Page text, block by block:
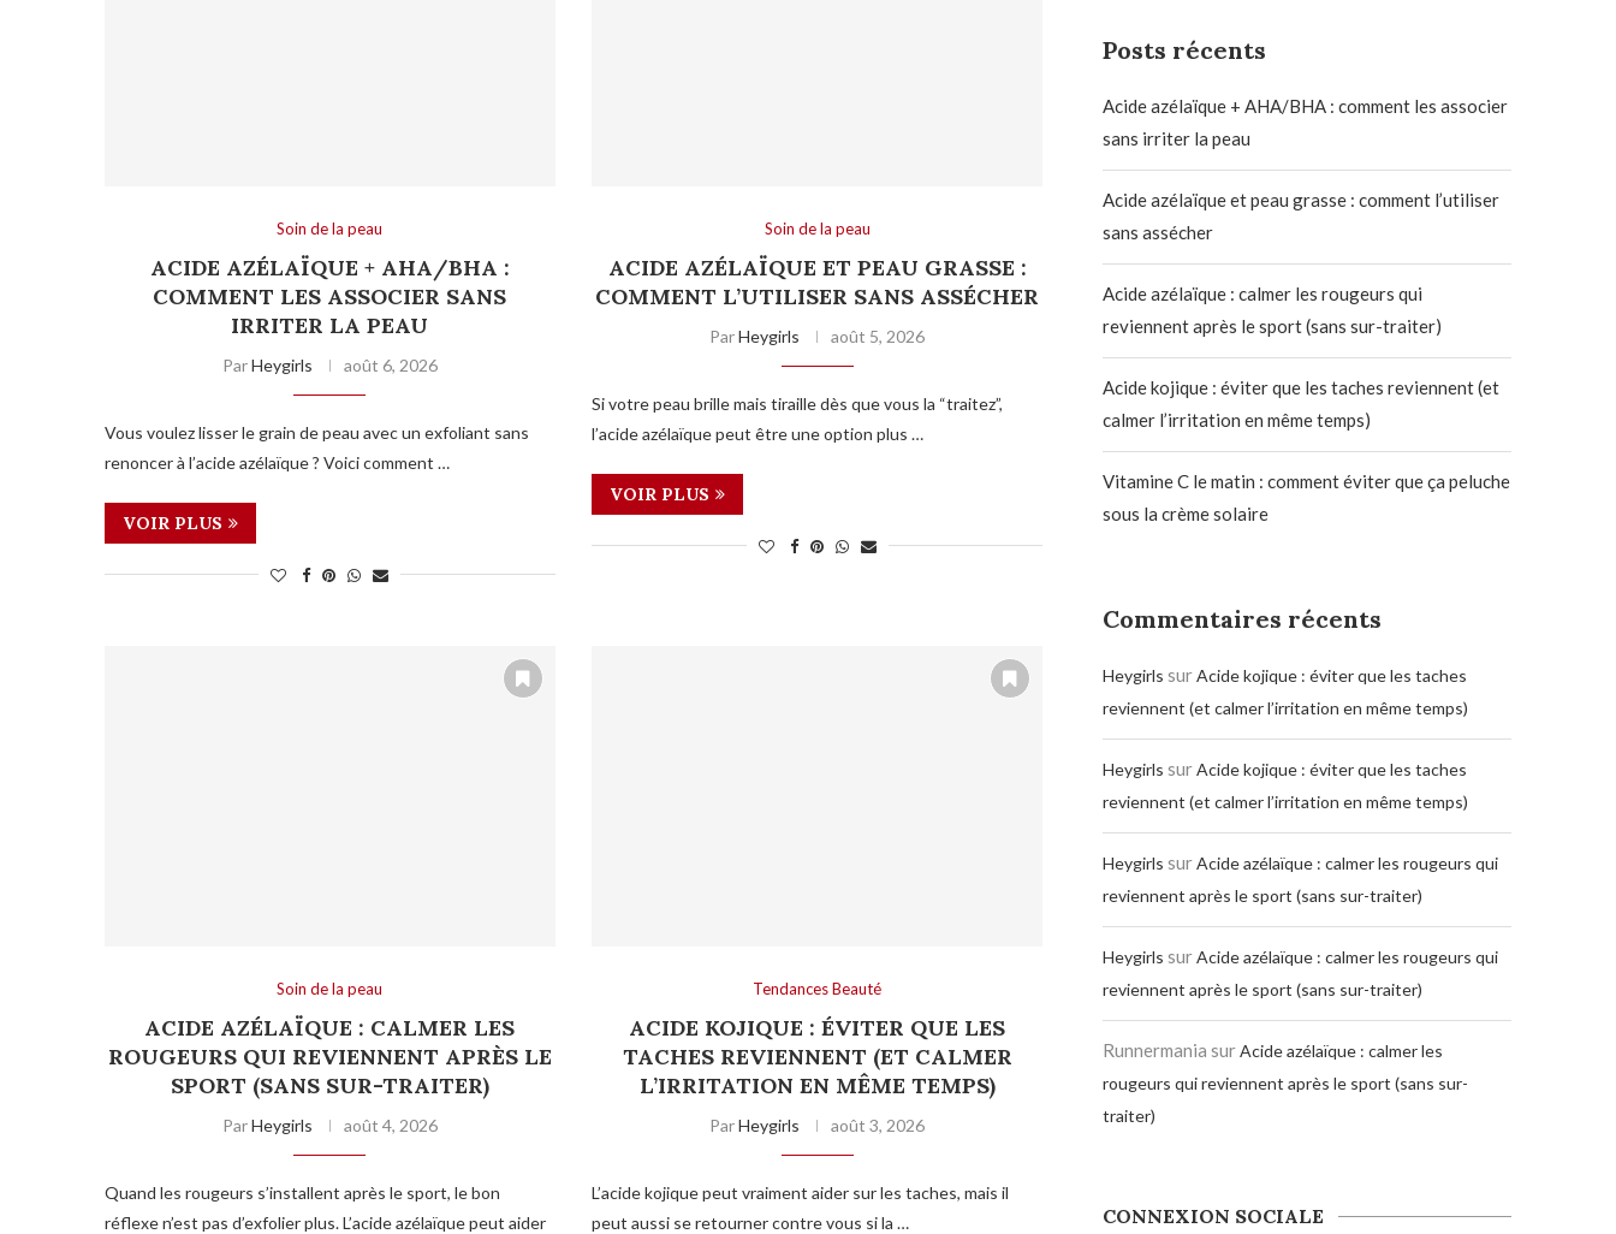
Soin de la peau
ACIDE AZÉLAÏQUE + AHA/BHA :
COMMENT LES ASSOCIER SANS
IRRITER LA PEAU
ParHeygirls août 6, 2026
Vous voulez lisser le grain de peau avec un exfoliant sans
renoncer à l’acide azélaïque ? Voici comment …
VOIR PLUS
Soin de la peau
ACIDE AZÉLAÏQUE ET PEAU GRASSE :
COMMENT L’UTILISER SANS ASSÉCHER
ParHeygirls août 5, 2026
Si votre peau brille mais tiraille dès que vous la “traitez”,
l’acide azélaïque peut être une option plus …
VOIR PLUS
Soin de la peau
ACIDE AZÉLAÏQUE : CALMER LES
ROUGEURS QUI REVIENNENT APRÈS LE
SPORT (SANS SUR-TRAITER)
ParHeygirls août 4, 2026
Quand les rougeurs s’installent après le sport, le bon
réflexe n’est pas d’exfolier plus. L’acide azélaïque peut aider
Tendances Beauté
ACIDE KOJIQUE : ÉVITER QUE LES
TACHES REVIENNENT (ET CALMER
L’IRRITATION EN MÊME TEMPS)
ParHeygirls août 3, 2026
L’acide kojique peut vraiment aider sur les taches, mais il
peut aussi se retourner contre vous si la …
Posts récents
Acide azélaïque + AHA/BHA : comment les associer
sans irriter la peau
Acide azélaïque et peau grasse : comment l’utiliser
sans assécher
Acide azélaïque : calmer les rougeurs qui
reviennent après le sport (sans sur-traiter)
Acide kojique : éviter que les taches reviennent (et
calmer l’irritation en même temps)
Vitamine C le matin : comment éviter que ça peluche
sous la crème solaire
Commentaires récents
Heygirls surAcide kojique : éviter que les taches
reviennent (et calmer l’irritation en même temps)
Heygirls surAcide kojique : éviter que les taches
reviennent (et calmer l’irritation en même temps)
Heygirls surAcide azélaïque : calmer les rougeurs qui
reviennent après le sport (sans sur-traiter)
Heygirls surAcide azélaïque : calmer les rougeurs qui
reviennent après le sport (sans sur-traiter)
Runnermania surAcide azélaïque : calmer les
rougeurs qui reviennent après le sport (sans sur-
traiter)
CONNEXION SOCIALE